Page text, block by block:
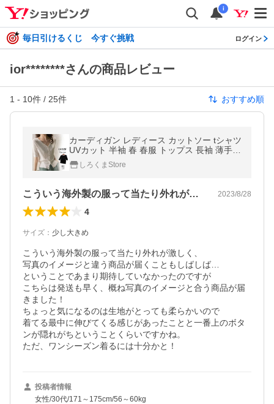
i
毎日引けるくじ 今すぐ挑戦 ログイン
ior********さんの商品レビュー
1 - 10件 / 25件 おすすめ順
カーディガン レディース カットソー tシャツ
UVカット 半袖 春 春服 トップス 長袖 薄手
アウター ゆったり 通勤 OL きれいめ シンプ
ル しろくまStore
こういう海外製の服って当たり外れが激し… 2023/8/28
4
サイズ ： 少し大きめ
こういう海外製の服って当たり外れが激しく、
写真のイメージと違う商品が届くこともしばしば…
ということであまり期待していなかったのですが
こちらは発送も早く、概ね写真のイメージと合う商品が届
きました！
ちょっと気になるのは生地がとっても柔らかいので
着てる最中に伸びてくる感じがあったことと一番上のボタ
ンが隠れがちということくらいですかね。
ただ、ワンシーズン着るには十分かと！
投稿者情報
女性/30代/171～175cm/56～60kg